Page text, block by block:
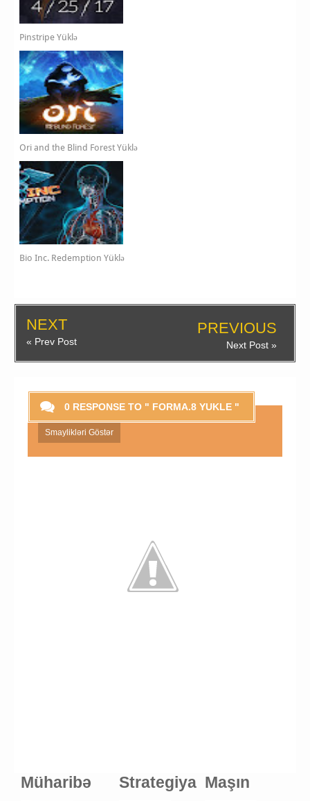
Pinstripe Yüklə
Ori and the Blind Forest Yüklə
Bio Inc. Redemption Yüklə
NEXT
« Prev Post
PREVIOUS
Next Post »
0 RESPONSE TO " FORMA.8 YUKLE "
Smaylikləri Göstər
Müharibə Maşın
Strategiya